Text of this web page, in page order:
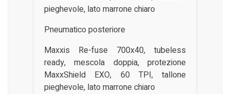
pieghevole, lato marrone chiaro
Pneumatico posteriore
Maxxis Re-fuse 700x40, tubeless
ready, mescola doppia, protezione
MaxxShield EXO, 60 TPI, tallone
pieghevole, lato marrone chiaro